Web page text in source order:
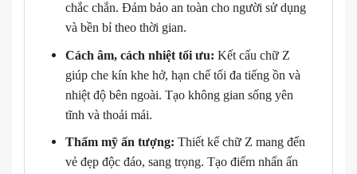
chắc chắn. Đảm bảo an toàn cho người sử dụng
và bền bỉ theo thời gian.
Cách âm, cách nhiệt tối ưu: Kết cấu chữ Z
giúp che kín khe hở, hạn chế tối đa tiếng ồn và
nhiệt độ bên ngoài. Tạo không gian sống yên
tĩnh và thoải mái.
Thẩm mỹ ấn tượng: Thiết kế chữ Z mang đến
vẻ đẹp độc đáo, sang trọng. Tạo điểm nhấn ấn